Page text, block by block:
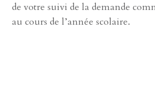
de votre suivi de la demande
au cours de l’année scolaire.